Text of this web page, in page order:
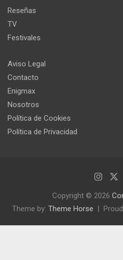
Reseñas
TV
Festivales
Aviso Legal
Contacto
Enigmax
Nosotros
Política de Cookies
Política de Privacidad
Copyright © 2026
Theme by: Theme Horse